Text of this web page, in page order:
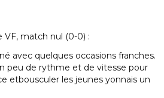
VF, match nul (0-0) :
avec quelques occasions franches.
peu de rythme et de vitesse pour
etbousculer les jeunes yonnais un